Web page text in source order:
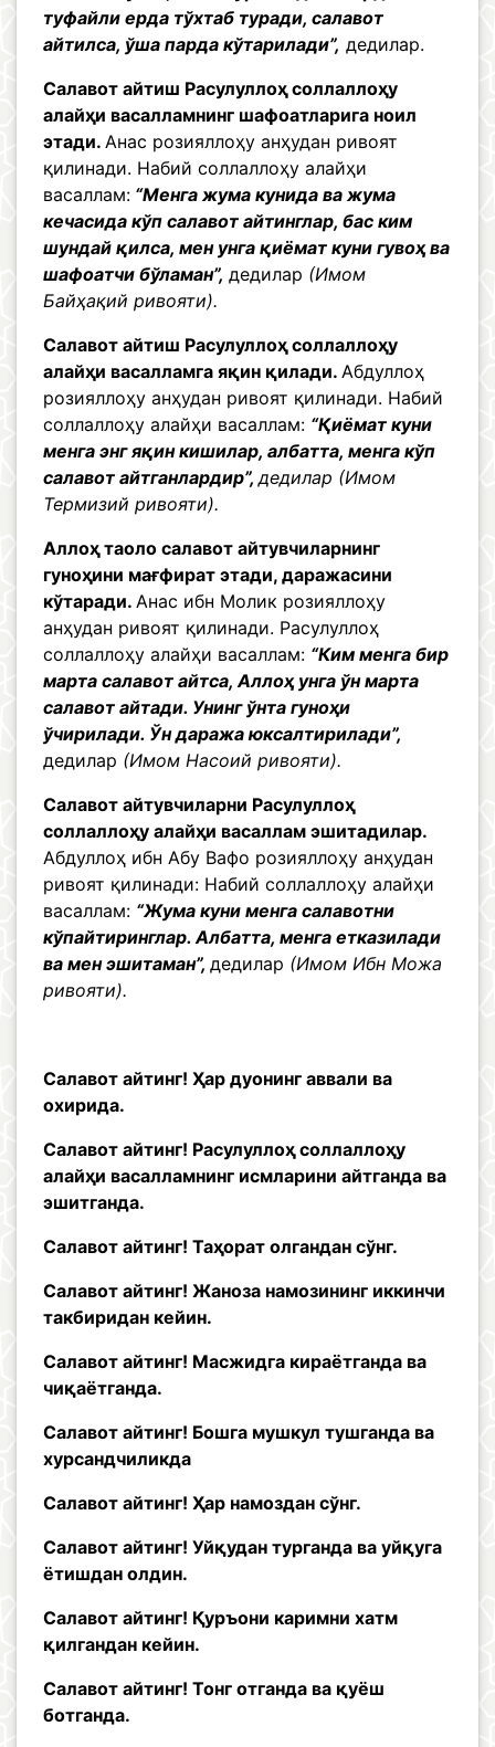
туфайли ерда тўхтаб туради, салавот
айтилса, ўша парда кўтарилади”, дедилар.
Салавот айтиш Расулуллоҳ соллаллоҳу
алайҳи васалламнинг шафоатларига ноил
этади. Анас розияллоҳу анҳудан ривоят
қилинади. Набий соллаллоҳу алайҳи
васаллам: “Менга жума кунида ва жума
кечасида кўп салавот айтинглар, бас ким
шундай қилса, мен унга қиёмат куни гувоҳ ва
шафоатчи бўламан”, дедилар (Имом
Байҳақий ривояти).
Салавот айтиш Расулуллоҳ соллаллоҳу
алайҳи васалламга яқин қилади. Абдуллоҳ
розияллоҳу анҳудан ривоят қилинади. Набий
соллаллоҳу алайҳи васаллам: “Қиёмат куни
менга энг яқин кишилар, албатта, менга кўп
салавот айтганлардир”,дедилар (Имом
Термизий ривояти).
Аллоҳ таоло салавот айтувчиларнинг
гуноҳини мағфират этади, даражасини
кўтаради. Анас ибн Молик розияллоҳу
анҳудан ривоят қилинади. Расулуллоҳ
соллаллоҳу алайҳи васаллам: “Ким менга бир
марта салавот айтса, Аллоҳ унга ўн марта
салавот айтади. Унинг ўнта гуноҳи
ўчирилади. Ўн даража юксалтирилади”,
дедилар (Имом Насоий ривояти).
Салавот айтувчиларни Расулуллоҳ
соллаллоҳу алайҳи васаллам эшитадилар.
Абдуллоҳ ибн Абу Вафо розияллоҳу анҳудан
ривоят қилинади: Набий соллаллоҳу алайҳи
васаллам: “Жума куни менга салавотни
кўпайтиринглар. Албатта, менга етказилади
ва мен эшитаман”, дедилар (Имом Ибн Можа
ривояти).
Салавот айтинг! Ҳар дуонинг аввали ва
охирида.
Салавот айтинг! Расулуллоҳ соллаллоҳу
алайҳи васалламнинг исмларини айтганда ва
эшитганда.
Салавот айтинг! Таҳорат олгандан сўнг.
Салавот айтинг! Жаноза намозининг иккинчи
такбиридан кейин.
Салавот айтинг! Масжидга кираётганда ва
чиқаётганда.
Салавот айтинг! Бошга мушкул тушганда ва
хурсандчиликда
Салавот айтинг! Ҳар намоздан сўнг.
Салавот айтинг! Уйқудан турганда ва уйқуга
ётишдан олдин.
Салавот айтинг! Қуръони каримни хатм
қилгандан кейин.
Салавот айтинг! Тонг отганда ва қуёш
ботганда.